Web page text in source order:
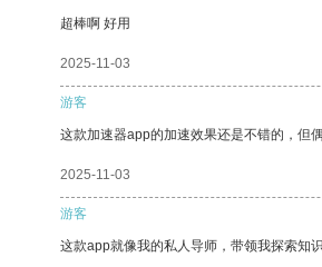
超棒啊 好用
2025-11-03
游客
这款加速器app的加速效果还是不错的，但
2025-11-03
游客
这款app就像我的私人导师，带领我探索知识